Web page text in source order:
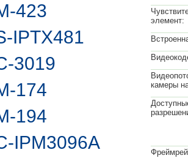
423
IPTX481
3019
174
194
IPM3096A
элемент:
камеры